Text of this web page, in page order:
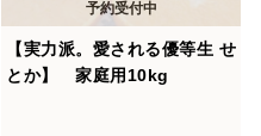
【実力派。愛される優等生 せ
とか】 家庭用10kg